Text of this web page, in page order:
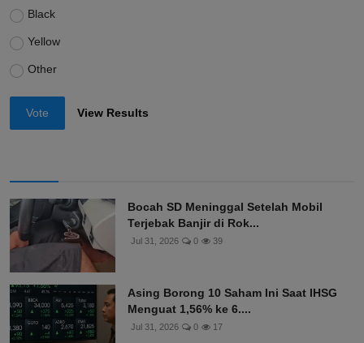
Black
Yellow
Other
Vote View Results
Bocah SD Meninggal Setelah Mobil
Terjebak Banjir di Rok...
Jul 31, 2026 0 39
Asing Borong 10 Saham Ini Saat IHSG
Menguat 1,56% ke 6....
Jul 31, 2026 0 17